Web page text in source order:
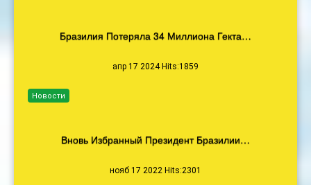
Бразилия Потеряла 34 Миллиона Гекта…
апр 17 2024 Hits:1859
Вновь Избранный Президент Бразилии…
нояб 17 2022 Hits:2301
Новости